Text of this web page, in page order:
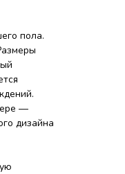
пола.
—
дизайна